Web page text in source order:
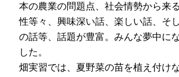
本の農業の問題点、社会情勢から来
性等々、興味深い話、楽しい話、そ
の話等、話題が豊富。みんな夢中に
した。
畑実習では、夏野菜の苗を植え付け